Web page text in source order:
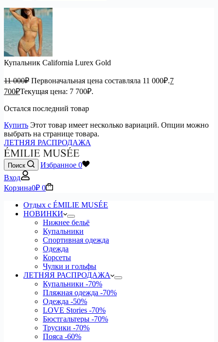
Купальник California Lurex Gold
11 000₽ Первоначальная цена составляла 11 000₽.7
700₽Текущая цена: 7 700₽.
Остался последний товар
Купить Этот товар имеет несколько вариаций. Опции можно
выбрать на странице товара.
ЛЕТНЯЯ РАСПРОДАЖА
Поиск Избранное 0
Вход
Корзина0₽ 0
Отдых с ÉMILIE MUSÉE
НОВИНКИ
Нижнее бельё
Купальники
Спортивная одежда
Одежда
Корсеты
Чулки и гольфы
ЛЕТНЯЯ РАСПРОДАЖА
Купальники -70%
Пляжная одежда -70%
Одежда -50%
LOVE Stories -70%
Бюстгальтеры -70%
Трусики -70%
Пояса -60%